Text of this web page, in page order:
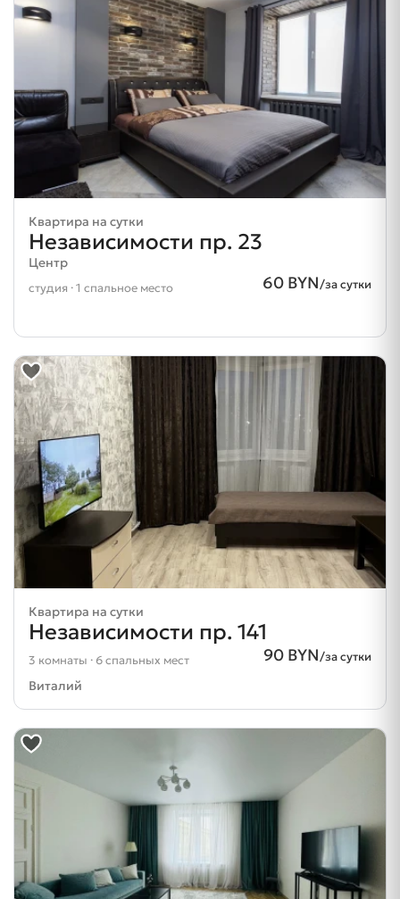
Квартира на сутки
Независимости пр. 23
Центр
60 BYN/за сутки
студия · 1 спальное место
Квартира на сутки
Независимости пр. 141
90 BYN/за сутки
3 комнаты · 6 спальных мест
Виталий